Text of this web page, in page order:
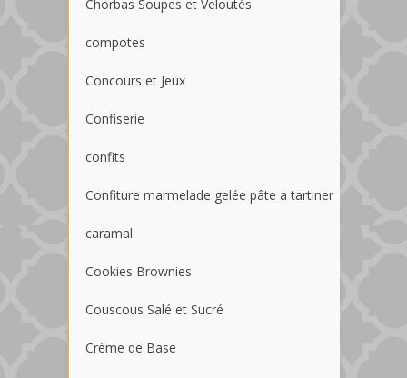
Chorbas Soupes et Veloutés
compotes
Concours et Jeux
Confiserie
confits
Confiture marmelade gelée pâte a tartiner
caramal
Cookies Brownies
Couscous Salé et Sucré
Crème de Base